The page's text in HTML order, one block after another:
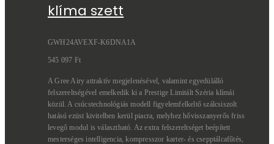
klíma szett
GWH24AVEXF-K6DNA1A
545 097 Ft
A Gree Airy attraktív megjelenésével, valamint egyedülálló
felszereltségével emelkedik ki a Prestige Limitált Széria klímái
közül. A csúcstechnológiás modell figyelemfelkeltő szálcsiszolt
hatású ezüst kivitelben kerül piacra, melyhez hővisszanyerős friss
levegő modul is választható. Az extra felszereltséget beépített
mesterséges intelligencia, kompresszor karter- és csepptálcafűtés,